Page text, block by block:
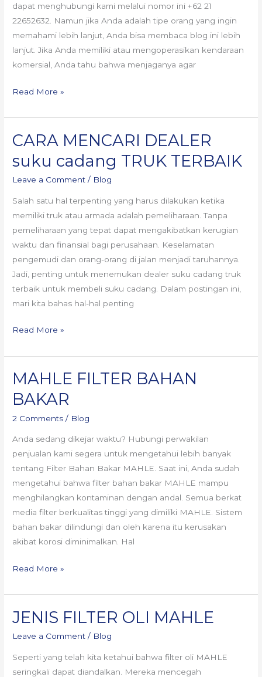
dapat menghubungi kami melalui nomor ini +62 21
22652632. Namun jika Anda adalah tipe orang yang ingin
memahami lebih lanjut, Anda bisa membaca blog ini lebih
lanjut. Jika Anda memiliki atau mengoperasikan kendaraan
komersial, Anda tahu bahwa menjaganya agar
Read More »
CARA MENCARI DEALER
suku cadang TRUK TERBAIK
Leave a Comment / Blog
Salah satu hal terpenting yang harus dilakukan ketika
memiliki truk atau armada adalah pemeliharaan. Tanpa
pemeliharaan yang tepat dapat mengakibatkan kerugian
waktu dan finansial bagi perusahaan. Keselamatan
pengemudi dan orang-orang di jalan menjadi taruhannya.
Jadi, penting untuk menemukan dealer suku cadang truk
terbaik untuk membeli suku cadang. Dalam postingan ini,
mari kita bahas hal-hal penting
CARA
DEALER
suku
Read More »
MAHLE FILTER BAHAN
BAKAR
2 Comments / Blog
Anda sedang dikejar waktu? Hubungi perwakilan
penjualan kami segera untuk mengetahui lebih banyak
tentang Filter Bahan Bakar MAHLE. Saat ini, Anda sudah
mengetahui bahwa filter bahan bakar MAHLE mampu
menghilangkan kontaminan dengan andal. Semua berkat
media filter berkualitas tinggi yang dimiliki MAHLE. Sistem
bahan bakar dilindungi dan oleh karena itu kerusakan
akibat korosi diminimalkan. Hal
MAHLE
BAHAN
BAKAR
Read More »
JENIS FILTER OLI MAHLE
Leave a Comment / Blog
Seperti yang telah kita ketahui bahwa filter oli MAHLE
seringkali dapat diandalkan. Mereka mencegah
JENIS
MAHLE